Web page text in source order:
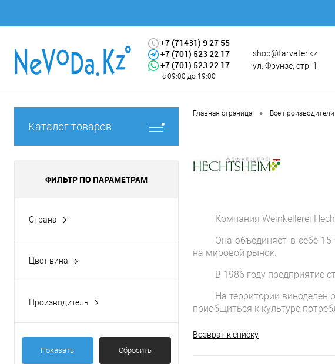
+7 (71431) 9 27 55
+7 (701) 523 22 17
+7 (701) 523 22 17
с 09:00 до 19:00
shop@farvater.kz
ул. Фрунзе, стр. 1
Каталог товаров
ФИЛЬТР ПО ПАРАМЕТРАМ
Страна
Цвет вина
Производитель
Показать Сбросить
Главная страница • Все производители
Компания Weinkellerei
Она объединяет в себе
на мировой рынок.
В 1986 году предприятие
На территории
приобщиться к культуре
Возврат к списку